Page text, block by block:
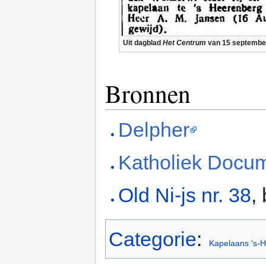
Uit dagblad Het Centrum van 15
Bronnen
Delpher
Katholiek
Old Ni-js nr. 38,
Categorie: Kapelaans 's-